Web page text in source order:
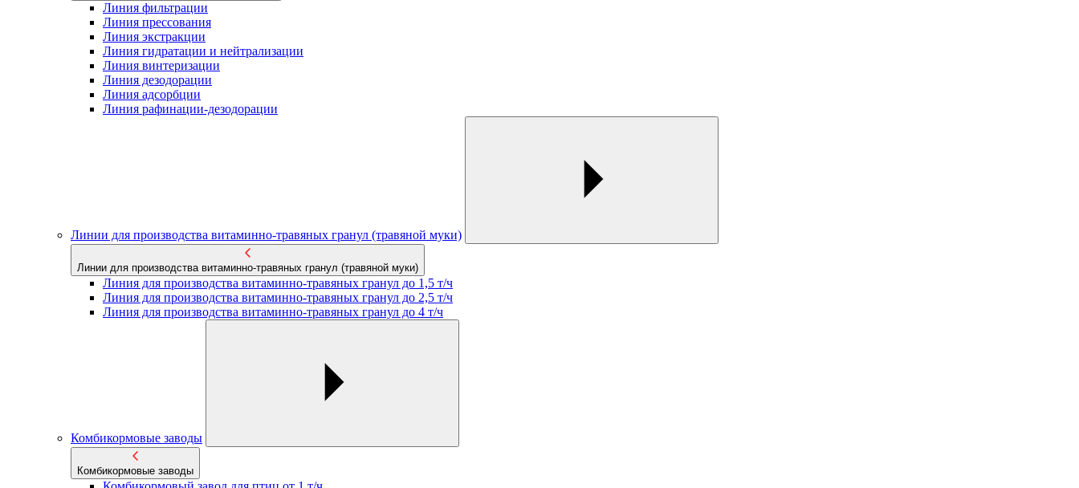
Линия фильтрации
Линия прессования
Линия экстракции
Линия гидратации и нейтрализации
Линия винтеризации
Линия дезодорации
Линия адсорбции
Линия рафинации-дезодорации
Линии для производства витаминно-травяных гранул (травяной муки)
Линии для производства витаминно-травяных гранул (травяной муки)
Линия для производства витаминно-травяных гранул до 1,5 т/ч
Линия для производства витаминно-травяных гранул до 2,5 т/ч
Линия для производства витаминно-травяных гранул до 4 т/ч
Комбикормовые заводы
Комбикормовые заводы